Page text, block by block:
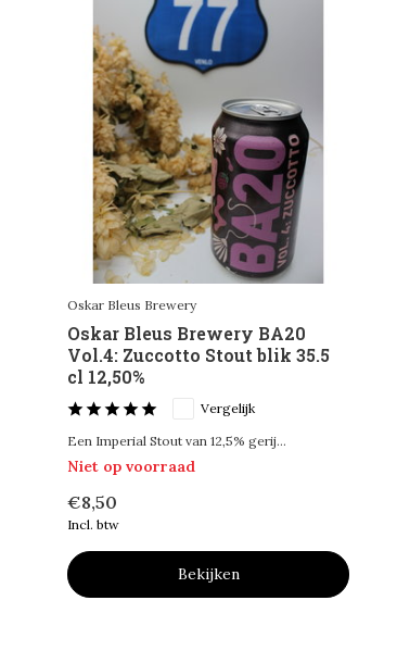
Oskar Bleus Brewery
Oskar Bleus Brewery BA20
Vol.4: Zuccotto Stout blik 35.5
cl 12,50%
Vergelijk
Een Imperial Stout van 12,5% gerij...
Niet op voorraad
€8,50
Incl. btw
Bekijken